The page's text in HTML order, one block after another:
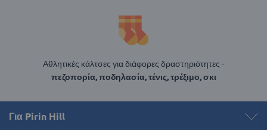
Αθλητικές κάλτσες για διάφορες δραστηριότητες -
πεζοπορία, ποδηλασία, τένις, τρέξιμο, σκι
Για Pirin Hill